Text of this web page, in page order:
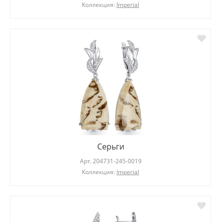
Коллекция: Imperial
Серьги
Арт. 204731-245-0019
Коллекция: Imperial